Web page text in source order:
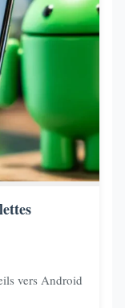
vers Android